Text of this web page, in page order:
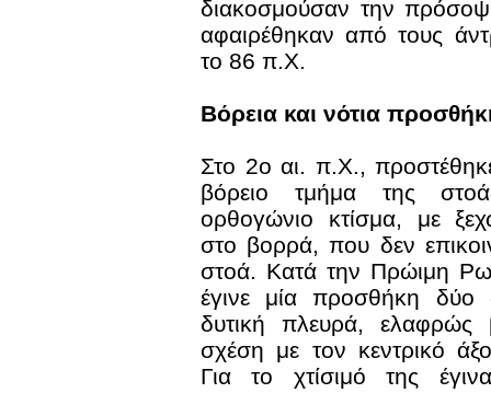
διακοσμούσαν την
αφαιρέθηκαν από τους
το 86 π.Χ.
Βόρεια και νότια
Στο 2ο αι. π.Χ.,
βόρειο τμήμα της
ορθογώνιο κτίσμα, με
στο βορρά, που δεν
στοά. Κατά την Πρώιμη
έγινε μία προσθήκη δύο
δυτική πλευρά, ελαφρώς
σχέση με τον κεντρικό
Για το χτίσιμό της